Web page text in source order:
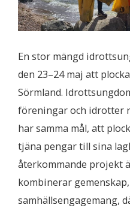
En stor mängd
den 23–24 maj att
Sörmland.
föreningar och idrotter
har samma mål, att
tjäna pengar till sina
återkommande projekt
kombinerar
samhällsengagemang,